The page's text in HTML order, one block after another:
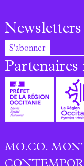
Newsletters
S'abonner
Footer
MO.CO.